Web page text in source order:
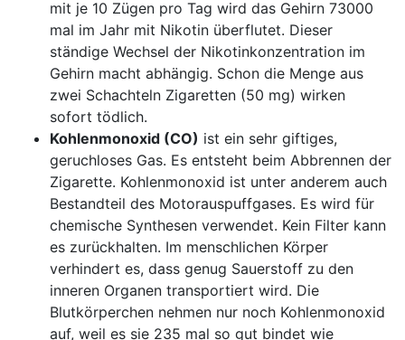
mit je 10 Zügen pro Tag wird das Gehirn 73000
mal im Jahr mit Nikotin überflutet. Dieser
ständige Wechsel der Nikotinkonzentration im
Gehirn macht abhängig. Schon die Menge aus
zwei Schachteln Zigaretten (50 mg) wirken
sofort tödlich.
Kohlenmonoxid (CO) ist ein sehr giftiges,
geruchloses Gas. Es entsteht beim Abbrennen der
Zigarette. Kohlenmonoxid ist unter anderem auch
Bestandteil des Motorauspuffgases. Es wird für
chemische Synthesen verwendet. Kein Filter kann
es zurückhalten. Im menschlichen Körper
verhindert es, dass genug Sauerstoff zu den
inneren Organen transportiert wird. Die
Blutkörperchen nehmen nur noch Kohlenmonoxid
auf, weil es sie 235 mal so gut bindet wie